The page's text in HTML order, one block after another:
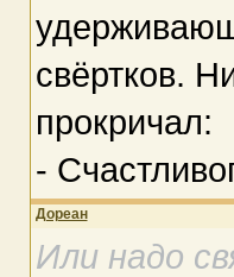
свёртков.
прокричал:
-
Дореан
Или надо